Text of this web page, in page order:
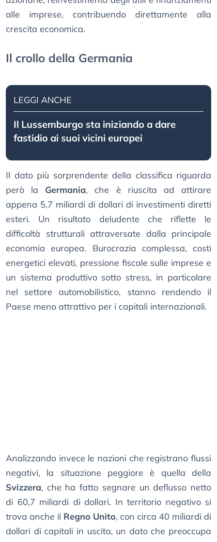
alle imprese, contribuendo direttamente alla
crescita economica.
Il crollo della Germania
LEGGI ANCHE
Il Lussemburgo sta iniziando a dare
fastidio ai suoi vicini europei
Il dato più sorprendente della classifica riguarda
però la Germania, che è riuscita ad attirare
appena 5,7 miliardi di dollari di investimenti diretti
esteri. Un risultato deludente che riflette le
difficoltà strutturali attraversate dalla principale
economia europea. Burocrazia complessa, costi
energetici elevati, pressione fiscale sulle imprese e
un sistema produttivo sotto stress, in particolare
nel settore automobilistico, stanno rendendo il
Paese meno attrattivo per i capitali internazionali.
Analizzando invece le nazioni che registrano flussi
negativi, la situazione peggiore è quella della
Svizzera, che ha fatto segnare un deflusso netto
di 60,7 miliardi di dollari. In territorio negativo si
trova anche il Regno Unito, con circa 40 miliardi di
dollari di capitali in uscita, un dato che preoccupa